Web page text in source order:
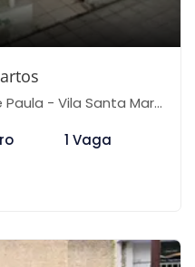
Santa Maria, São Paulo-SP
1 Vaga